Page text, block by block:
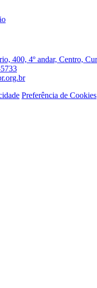
400, 4º andar, Centro,
Preferência de Cookies